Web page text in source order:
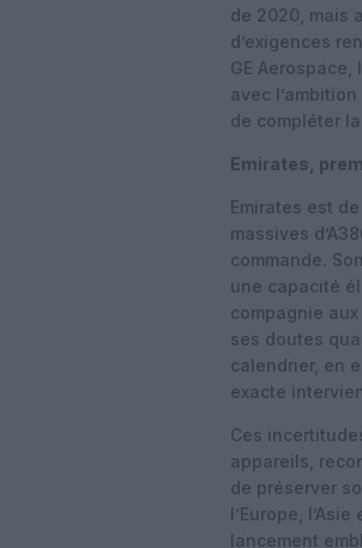
de 2020, mais
d’exigences
GE
avec
de compléter
Emirates,
Emirates est
massives
commande.
une capacité
compagnie
ses doutes
calendrier, en
exacte
Ces
appareils,
de préserver
l’Europe,
lancement